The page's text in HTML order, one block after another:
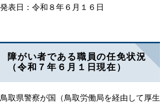
発表日：令和８年６月１６日
障がい者である職員の任免状況
（令和７年６月１日現在）
鳥取県警察が国（鳥取労働局を経由して厚生